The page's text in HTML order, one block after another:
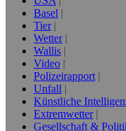
Basel
Tier
Wetter
Wallis
Video
Polizeirapport
Unfall
Künstliche
Extremwetter
Gesellschaft &